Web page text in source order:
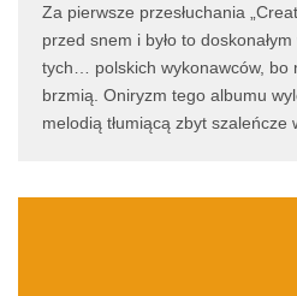
Za pierwsze przesłuchania
przed snem i było to
tych… polskich wykonawców, bo
brzmią. Oniryzm tego albumu
melodią tłumiącą zbyt szaleńcze